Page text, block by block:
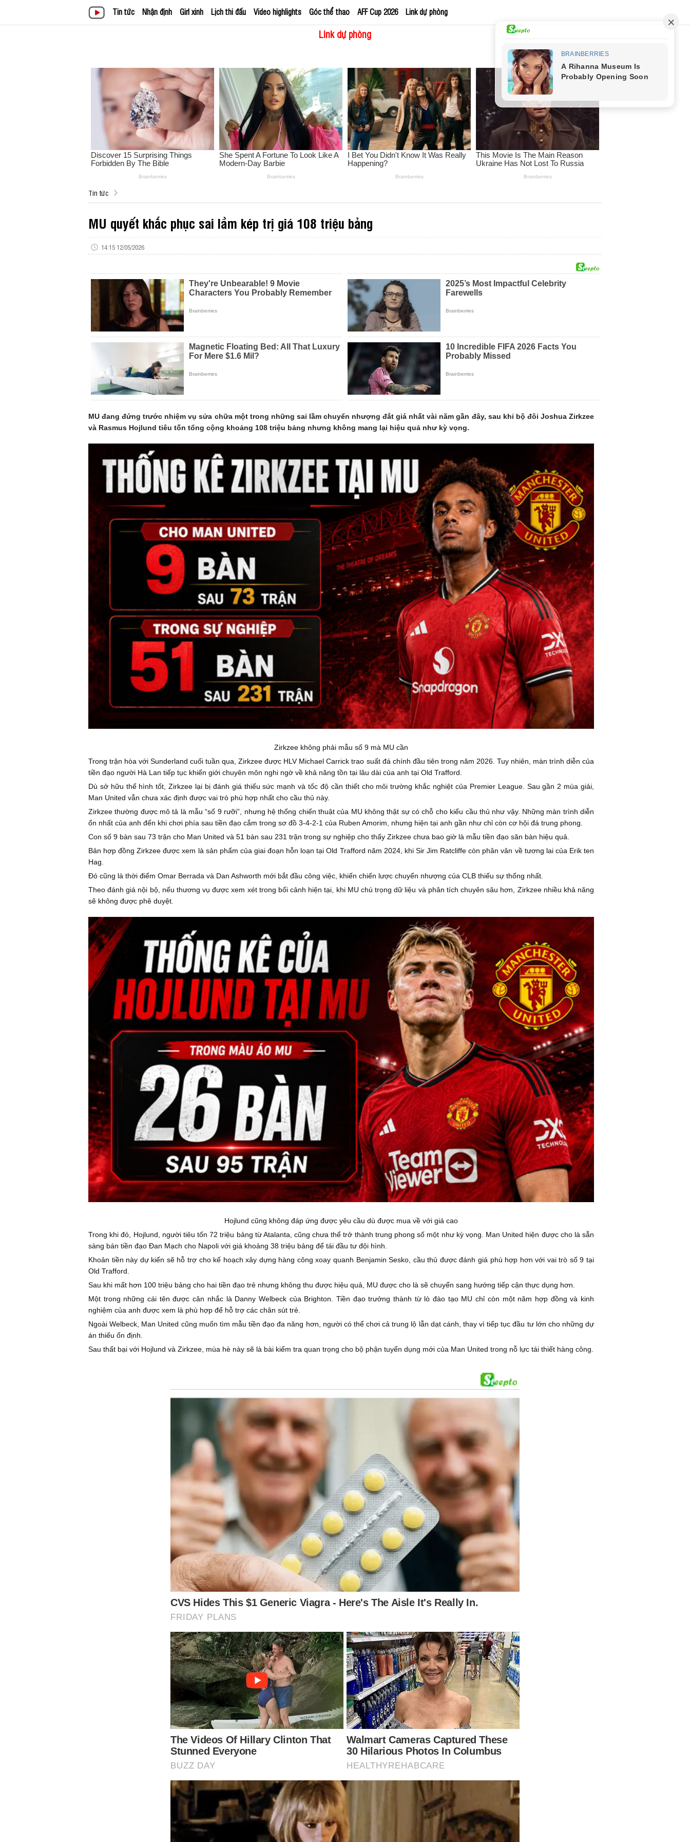
Tin tức Nhận định Girl xinh Lịch thi đấu Video highlights Góc thể thao AFF Cup 2026 Link dự phòng
Link dự phòng
Tin tức
MU quyết khắc phục sai lầm kép trị giá 108 triệu bảng
14:15 12/05/2026
MU đang đứng trước nhiệm vụ sửa chữa một trong những sai lầm chuyển nhượng đắt giá nhất vài năm gần đây, sau khi bộ đôi Joshua Zirkzee
và Rasmus Hojlund tiêu tốn tổng cộng khoảng 108 triệu bảng nhưng không mang lại hiệu quả như kỳ vọng.
Zirkzee không phải mẫu số 9 mà MU cần
Trong trận hòa với Sunderland cuối tuần qua, Zirkzee được HLV Michael Carrick trao suất đá chính đầu tiên trong năm 2026. Tuy nhiên, màn trình diễn của
tiền đạo người Hà Lan tiếp tục khiến giới chuyên môn nghi ngờ về khả năng tồn tại lâu dài của anh tại Old Trafford.
Dù sở hữu thể hình tốt, Zirkzee lại bị đánh giá thiếu sức mạnh và tốc độ cần thiết cho môi trường khắc nghiệt của Premier League. Sau gần 2 mùa giải,
Man United vẫn chưa xác định được vai trò phù hợp nhất cho cầu thủ này.
Zirkzee thường được mô tả là mẫu “số 9 rưỡi”, nhưng hệ thống chiến thuật của MU không thật sự có chỗ cho kiểu cầu thủ như vậy. Những màn trình diễn
ổn nhất của anh đến khi chơi phía sau tiền đạo cắm trong sơ đồ 3-4-2-1 của Ruben Amorim, nhưng hiện tại anh gần như chỉ còn cơ hội đá trung phong.
Con số 9 bàn sau 73 trận cho Man United và 51 bàn sau 231 trận trong sự nghiệp cho thấy Zirkzee chưa bao giờ là mẫu tiền đạo săn bàn hiệu quả.
Bản hợp đồng Zirkzee được xem là sản phẩm của giai đoạn hỗn loạn tại Old Trafford năm 2024, khi Sir Jim Ratcliffe còn phân vân về tương lai của Erik ten
Hag.
Đó cũng là thời điểm Omar Berrada và Dan Ashworth mới bắt đầu công việc, khiến chiến lược chuyển nhượng của CLB thiếu sự thống nhất.
Theo đánh giá nội bộ, nếu thương vụ được xem xét trong bối cảnh hiện tại, khi MU chú trọng dữ liệu và phân tích chuyên sâu hơn, Zirkzee nhiều khả năng
sẽ không được phê duyệt.
Hojlund cũng không đáp ứng được yêu cầu dù được mua về với giá cao
Trong khi đó, Hojlund, người tiêu tốn 72 triệu bảng từ Atalanta, cũng chưa thể trở thành trung phong số một như kỳ vọng. Man United hiện được cho là sẵn
sàng bán tiền đạo Đan Mạch cho Napoli với giá khoảng 38 triệu bảng để tái đầu tư đội hình.
Khoản tiền này dự kiến sẽ hỗ trợ cho kế hoạch xây dựng hàng công xoay quanh Benjamin Sesko, cầu thủ được đánh giá phù hợp hơn với vai trò số 9 tại
Old Trafford.
Sau khi mất hơn 100 triệu bảng cho hai tiền đạo trẻ nhưng không thu được hiệu quả, MU được cho là sẽ chuyển sang hướng tiếp cận thực dụng hơn.
Một trong những cái tên được cân nhắc là Danny Welbeck của Brighton. Tiền đạo trưởng thành từ lò đào tạo MU chỉ còn một năm hợp đồng và kinh
nghiệm của anh được xem là phù hợp để hỗ trợ các chân sút trẻ.
Ngoài Welbeck, Man United cũng muốn tìm mẫu tiền đạo đa năng hơn, người có thể chơi cả trung lộ lẫn dạt cánh, thay vì tiếp tục đầu tư lớn cho những dự
án thiếu ổn định.
Sau thất bại với Hojlund và Zirkzee, mùa hè này sẽ là bài kiểm tra quan trọng cho bộ phận tuyển dụng mới của Man United trong nỗ lực tái thiết hàng công.